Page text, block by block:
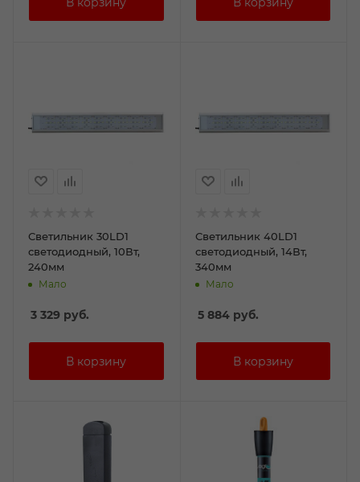
Светильник 30LD1
светодиодный, 10Вт,
240мм
Мало
3 329 руб.
Светильник 40LD1
светодиодный, 14Вт,
340мм
Мало
5 884руб.